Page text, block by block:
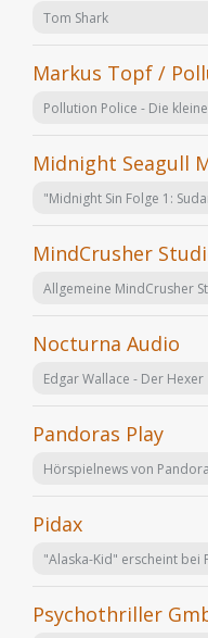
Tom Shark
Markus Topf /
Pollution Police - Die
Midnight Seagull
MindCrusher
Allgemeine MindCrusher
Nocturna Audio
Edgar Wallace - Der Hexer
Pandoras Play
Hörspielnews von
Pidax
"Alaska-Kid" erscheint bei
Psychothriller